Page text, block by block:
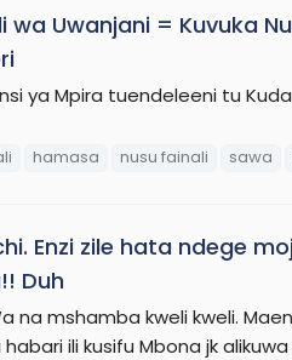
Uwanjani = Kuvuka
ya Mpira tuendeleeni tu
hamasa nusu fainali sawa
Enzi zile hata ndege
Duh
na mshamba kweli kweli.
ili kusifu Mbona jk